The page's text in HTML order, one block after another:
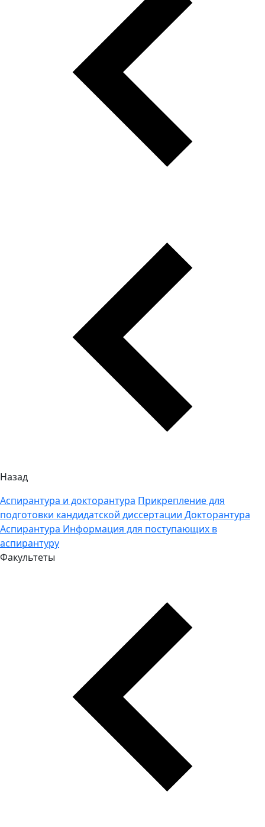
Назад
Аспирантура и докторантура Прикрепление для
подготовки кандидатской диссертации Докторантура
Аспирантура Информация для поступающих в
аспирантуру
Факультеты